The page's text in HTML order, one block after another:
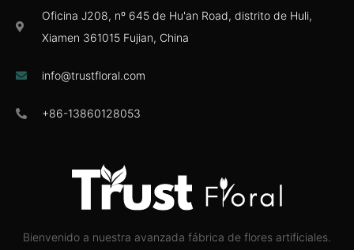
Bienvenido a nuestra avanzada fábrica de flores artificiales.
Oficina J208, nº 645 de Hu'an Road, distrito de Huli,
Xiamen 361015 Fujian, China
info@trustfloral.com
+86-13860128053